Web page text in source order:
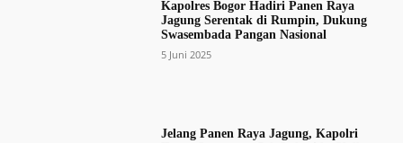
Kapolres Bogor Hadiri Panen Raya
Jagung Serentak di Rumpin, Dukung
Swasembada Pangan Nasional
5 Juni 2025
Jelang Panen Raya Jagung, Kapolri